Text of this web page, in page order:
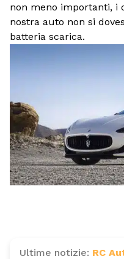
non meno importanti, i
nostra auto non si
batteria scarica.
Ultime notizie: RC